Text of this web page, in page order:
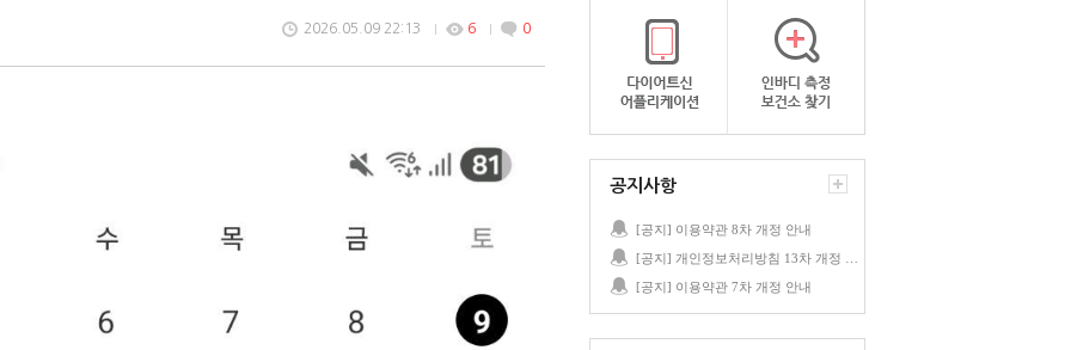
2026.05.09 22:13 6 0
공지사항
[공지] 이용약관 8차 개정 안내
[공지] 이용약관 7차 개정 안내